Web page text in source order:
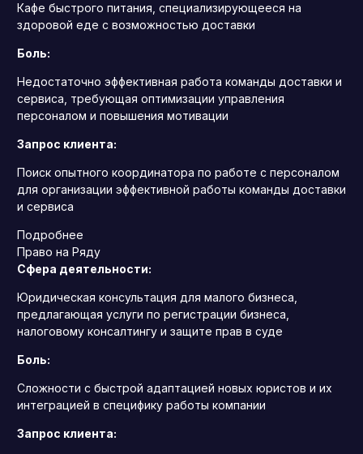
Кафе быстрого питания, специализирующееся на
здоровой еде с возможностью доставки
Боль:
Недостаточно эффективная работа команды доставки и
сервиса, требующая оптимизации управления
персоналом и повышения мотивации
Запрос клиента:
Поиск опытного координатора по работе с персоналом
для организации эффективной работы команды доставки
и сервиса
Подробнее
Право на Ряду
Сфера деятельности:
Юридическая консультация для малого бизнеса,
предлагающая услуги по регистрации бизнеса,
налоговому консалтингу и защите прав в суде
Боль:
Сложности с быстрой адаптацией новых юристов и их
интеграцией в специфику работы компании
Запрос клиента: